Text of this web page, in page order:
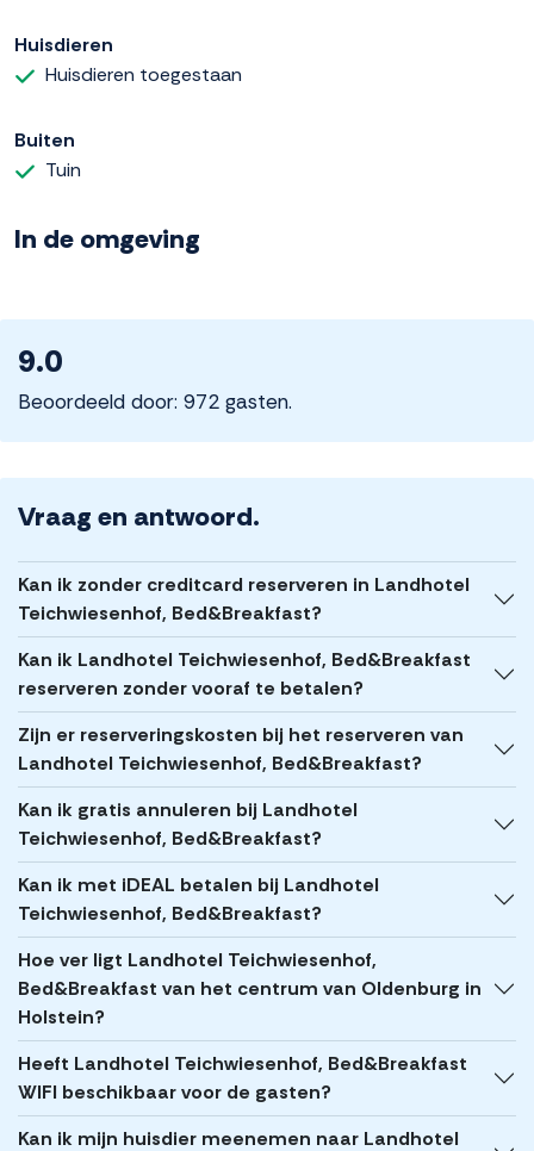
Huisdieren
Huisdieren toegestaan
Buiten
Tuin
In de omgeving
9.0
Beoordeeld door: 972 gasten.
Vraag en antwoord.
Kan ik zonder creditcard reserveren in Landhotel
Teichwiesenhof, Bed&Breakfast?
Kan ik Landhotel Teichwiesenhof, Bed&Breakfast
reserveren zonder vooraf te betalen?
Zijn er reserveringskosten bij het reserveren van
Landhotel Teichwiesenhof, Bed&Breakfast?
Kan ik gratis annuleren bij Landhotel
Teichwiesenhof, Bed&Breakfast?
Kan ik met iDEAL betalen bij Landhotel
Teichwiesenhof, Bed&Breakfast?
Hoe ver ligt Landhotel Teichwiesenhof,
Bed&Breakfast van het centrum van Oldenburg in
Holstein?
Heeft Landhotel Teichwiesenhof, Bed&Breakfast
WIFI beschikbaar voor de gasten?
Kan ik mijn huisdier meenemen naar Landhotel